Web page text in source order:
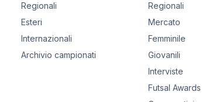
Regionali
Esteri
Internazionali
Archivio campionati
Regionali
Mercato
Femminile
Giovanili
Interviste
Futsal Awards